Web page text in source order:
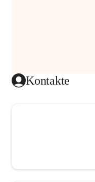
Kontakte